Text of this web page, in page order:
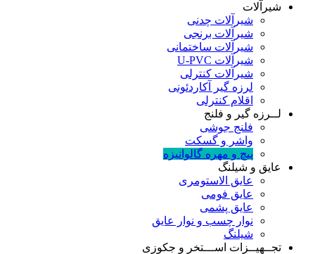
شیرآلات
شیرآلات چدنی
شیرآلات برنجی
شیرآلات ساختمانی
شیرآلات U-PVC
شیرآلات کنترلی
لرزه گیر آکاردئونی
اقلام کنترلی
لــرزه گیر و فلنج
فلنج جوشی
واشر و گسکت
پیچ و مهره گالوانیزه
عایق و شیلنگ
عایق الاستومری
عایق فومی
عایق پشمی
نوار چسب و نوار عایق
شیلنگ
تجــهیــزات اســـتخر و جکوزی